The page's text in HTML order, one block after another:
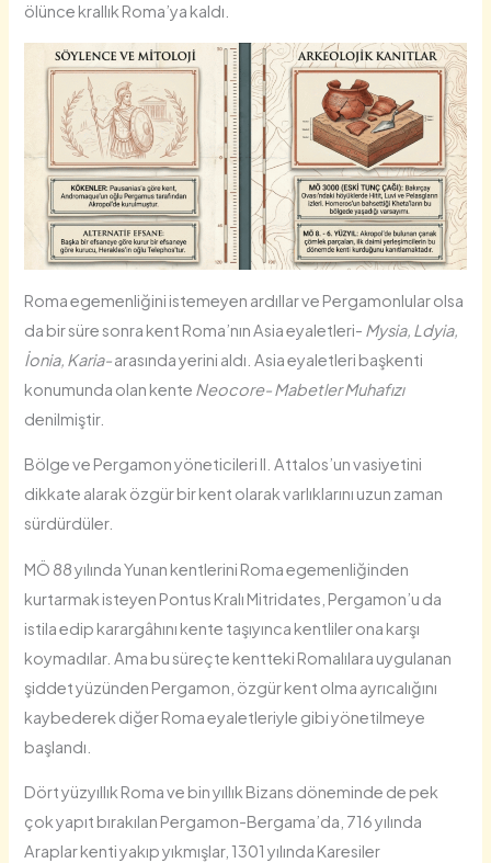
ölünce krallık Roma’ya kaldı.
Roma egemenliğini istemeyen ardıllar ve Pergamonlular olsa
da bir süre sonra kent Roma’nın Asia eyaletleri- Mysia, Ldyia,
İonia, Karia-arasında yerini aldı. Asia eyaletleri başkenti
konumunda olan kente Neocore- Mabetler Muhafızı
denilmiştir.
Bölge ve Pergamon yöneticileri II. Attalos’un vasiyetini
dikkate alarak özgür bir kent olarak varlıklarını uzun zaman
sürdürdüler.
MÖ 88 yılında Yunan kentlerini Roma egemenliğinden
kurtarmak isteyen Pontus Kralı Mitridates, Pergamon’u da
istila edip karargâhını kente taşıyınca kentliler ona karşı
koymadılar. Ama bu süreçte kentteki Romalılara uygulanan
şiddet yüzünden Pergamon, özgür kent olma ayrıcalığını
kaybederek diğer Roma eyaletleriyle gibi yönetilmeye
başlandı.
Dört yüzyıllık Roma ve bin yıllık Bizans döneminde de pek
çok yapıt bırakılan Pergamon-Bergama’da, 716 yılında
Araplar kenti yakıp yıkmışlar, 1301 yılında Karesiler